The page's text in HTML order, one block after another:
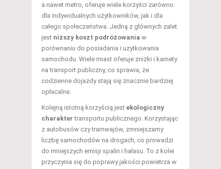
a nawet metro, oferuje wiele korzyści zarówno
dla indywidualnych użytkowników, jak i dla
całego społeczeństwa. Jedną z głównych zalet
jest niższy koszt podróżowania w
porównaniu do posiadania i użytkowania
samochodu. Wiele miast oferuje zniżki i karnety
na transport publiczny, co sprawia, że
codzienne dojazdy stają się znacznie bardziej
opłacalne.
Kolejną istotną korzyścią jest ekologiczny
charakter transportu publicznego. Korzystając
z autobusów czy tramwajów, zmniejszamy
liczbę samochodów na drogach, co prowadzi
do mniejszych emisji spalin i hałasu. To z kolei
przyczynia się do poprawy jakości powietrza w